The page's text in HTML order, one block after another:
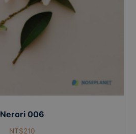
Nerori 006
NT$210